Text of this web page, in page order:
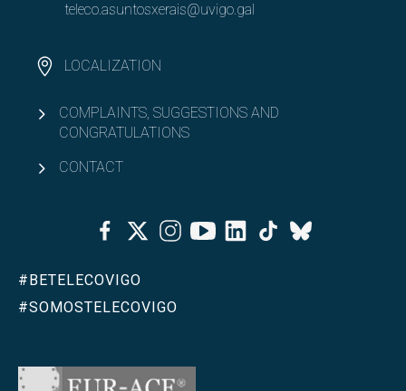
teleco.asuntosxerais@uvigo.gal
LOCALIZATION
COMPLAINTS, SUGGESTIONS AND
CONGRATULATIONS
CONTACT
FacebookTwitterInstagramYoutubeLinkedinTiktok
Bluesky
#BETELECOVIGO
#SOMOSTELECOVIGO